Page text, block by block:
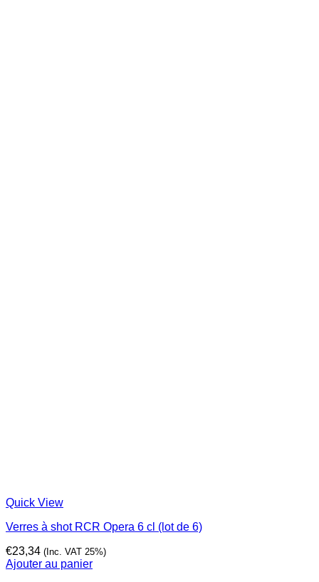
Quick View
Verres à shot RCR Opera 6 cl (lot de 6)
€23,34 (Inc. VAT 25%)
Ajouter au panier